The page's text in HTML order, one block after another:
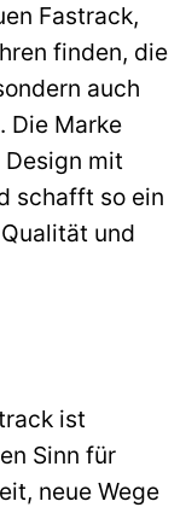
Fastrack,
finden, die
auch
Die Marke
mit
schafft so ein
und
ist
Sinn für
neue Wege